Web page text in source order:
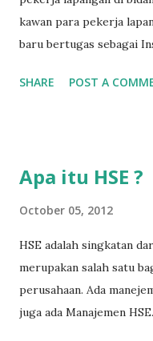
kawan para pekerja
baru bertugas sebagai
jurusan Teknik Kimia
suatu permasalahan
lama bekerja di front
troubleshooting –
memahami
Menurut hemat saya,
SHARE POST A
Apa itu HSE ?
October 05, 2012
HSE adalah singkatan
merupakan salah satu
perusahaan. Ada
juga ada Manajemen